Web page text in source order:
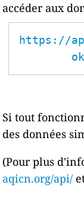
accéder aux
https://
Si tout
des données
(Pour plus
aqicn.org/api/